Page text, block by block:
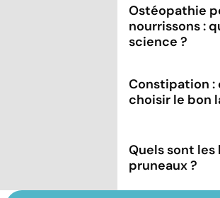
Ostéopathie
nourrissons :
science ?
Constipation :
choisir le bon
Quels sont
pruneaux ?